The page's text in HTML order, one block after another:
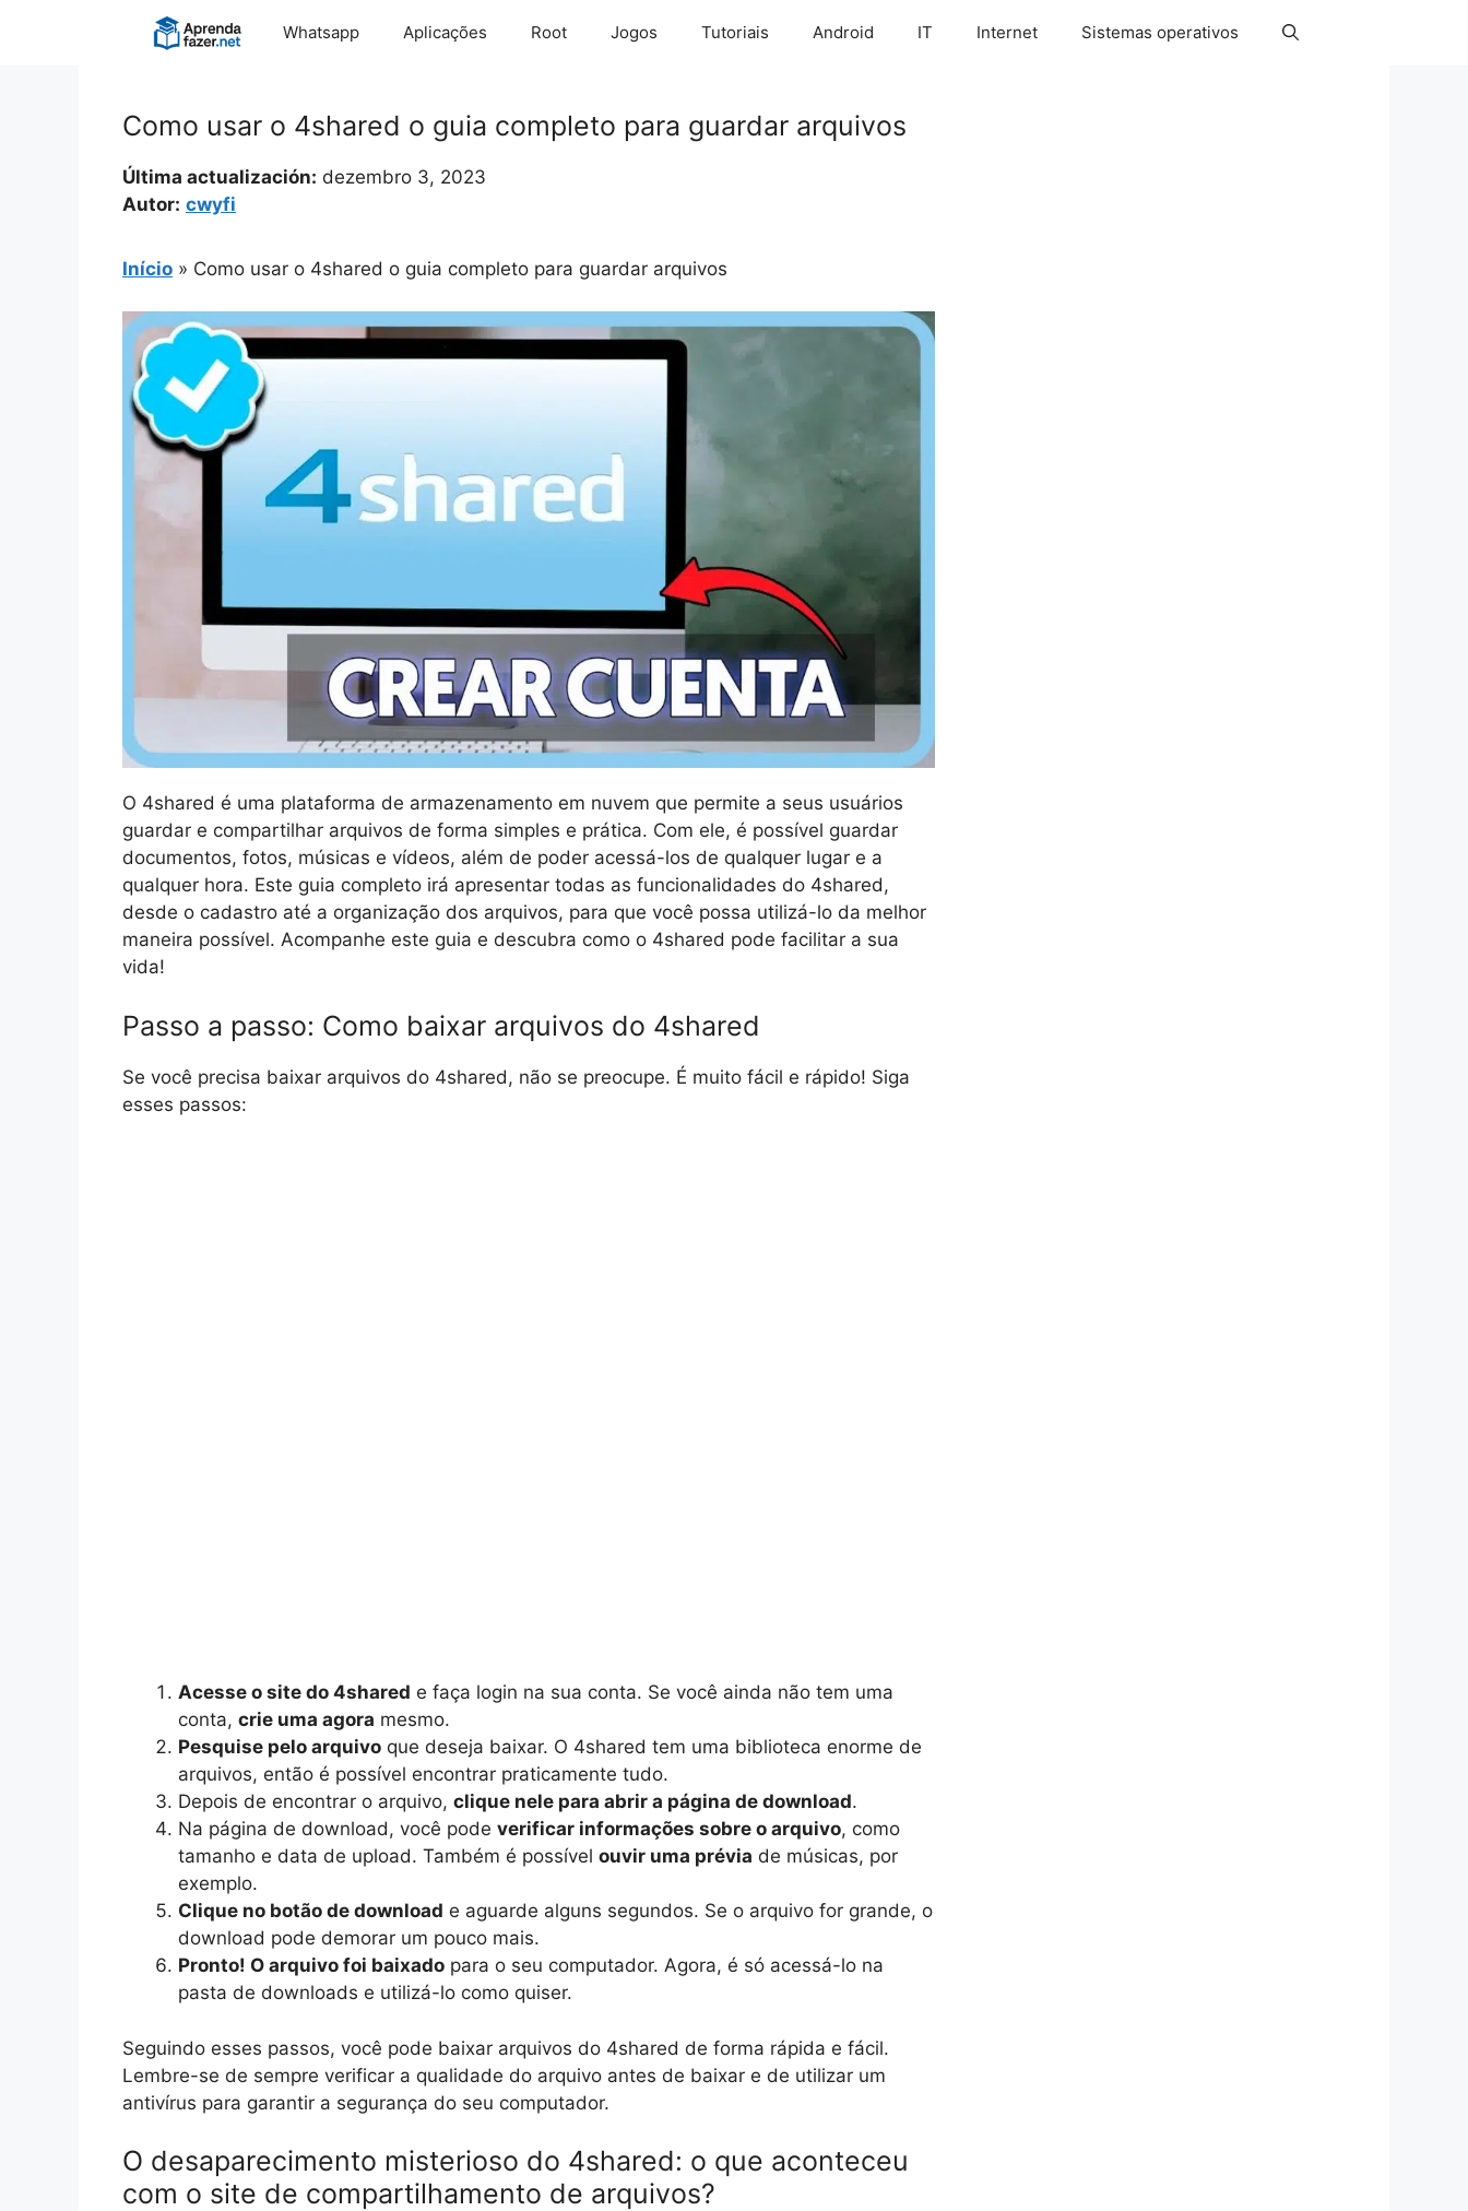
Whatsapp Aplicações Root Jogos Tutoriais Android IT Internet Sistemas operativos
Como usar o 4shared o guia completo para guardar arquivos
Última actualización: dezembro 3, 2023
Autor: cwyfi
Início » Como usar o 4shared o guia completo para guardar arquivos
O 4shared é uma plataforma de armazenamento em nuvem que permite a seus usuários
guardar e compartilhar arquivos de forma simples e prática. Com ele, é possível guardar
documentos, fotos, músicas e vídeos, além de poder acessá-los de qualquer lugar e a
qualquer hora. Este guia completo irá apresentar todas as funcionalidades do 4shared,
desde o cadastro até a organização dos arquivos, para que você possa utilizá-lo da melhor
maneira possível. Acompanhe este guia e descubra como o 4shared pode facilitar a sua
vida!
Passo a passo: Como baixar arquivos do 4shared
Se você precisa baixar arquivos do 4shared, não se preocupe. É muito fácil e rápido! Siga
esses passos:
Acesse o site do 4shared e faça login na sua conta. Se você ainda não tem uma
conta, crie uma agora mesmo.
Pesquise pelo arquivo que deseja baixar. O 4shared tem uma biblioteca enorme de
arquivos, então é possível encontrar praticamente tudo.
Depois de encontrar o arquivo, clique nele para abrir a página de download.
Na página de download, você pode verificar informações sobre o arquivo, como
tamanho e data de upload. Também é possível ouvir uma prévia de músicas, por
exemplo.
Clique no botão de download e aguarde alguns segundos. Se o arquivo for grande, o
download pode demorar um pouco mais.
Pronto! O arquivo foi baixado para o seu computador. Agora, é só acessá-lo na
pasta de downloads e utilizá-lo como quiser.
Seguindo esses passos, você pode baixar arquivos do 4shared de forma rápida e fácil.
Lembre-se de sempre verificar a qualidade do arquivo antes de baixar e de utilizar um
antivírus para garantir a segurança do seu computador.
O desaparecimento misterioso do 4shared: o que aconteceu
com o site de compartilhamento de arquivos?